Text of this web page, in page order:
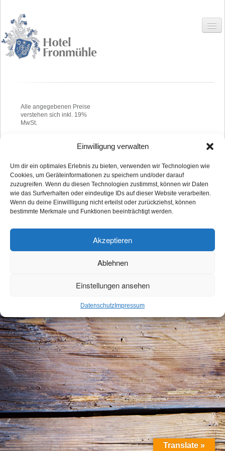
Einwilligung verwalten
Um dir ein optimales Erlebnis zu bieten, verwenden wir Technologien wie
Cookies, um Geräteinformationen zu speichern und/oder darauf
zuzugreifen. Wenn du diesen Technologien zustimmst, können wir Daten
wie das Surfverhalten oder eindeutige IDs auf dieser Website verarbeiten.
Wenn du deine Einwillligung nicht erteilst oder zurückziehst, können
bestimmte Merkmale und Funktionen beeinträchtigt werden.
Akzeptieren
Ablehnen
Einstellungen ansehen
Datenschutz Impressum
HOME
HOTEL
Zimmer
Angebote
K-bar
Biergarten
Festräume
Catering
TAGUNG
Tagen in der Fronmühle
Referenzen
Alle angegebenen Preise
verstehen sich inkl. 19%
MwSt.
Home//Kontakt//Impressum//Datenschutzerklärung
Top
Translate »